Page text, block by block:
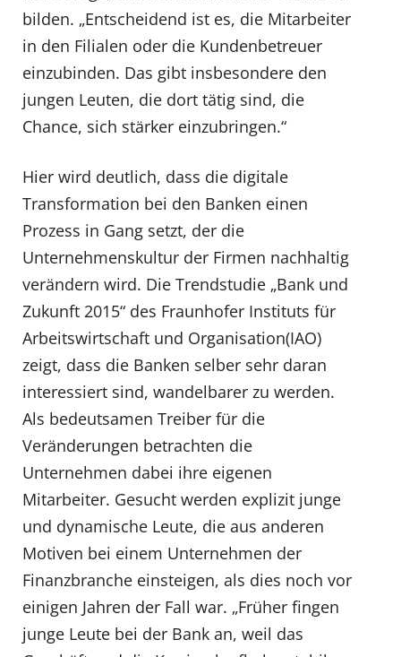
bilden. „Entscheidend ist es, die Mitarbeiter
in den Filialen oder die Kundenbetreuer
einzubinden. Das gibt insbesondere den
jungen Leuten, die dort tätig sind, die
Chance, sich stärker einzubringen.“
Hier wird deutlich, dass die digitale
Transformation bei den Banken einen
Prozess in Gang setzt, der die
Unternehmenskultur der Firmen nachhaltig
verändern wird. Die Trendstudie „Bank und
Zukunft 2015“ des Fraunhofer Instituts für
Arbeitswirtschaft und Organisation(IAO)
zeigt, dass die Banken selber sehr daran
interessiert sind, wandelbarer zu werden.
Als bedeutsamen Treiber für die
Veränderungen betrachten die
Unternehmen dabei ihre eigenen
Mitarbeiter. Gesucht werden explizit junge
und dynamische Leute, die aus anderen
Motiven bei einem Unternehmen der
Finanzbranche einsteigen, als dies noch vor
einigen Jahren der Fall war. „Früher fingen
junge Leute bei der Bank an, weil das